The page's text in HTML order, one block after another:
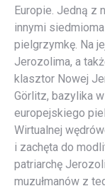
Europie. Jedną z
innymi
pielgrzymkę. Na
Jerozolima, a
klasztor Nowej
Görlitz, bazylika
europejskiego
Wirtualnej
i zachęta do
patriarchę
muzułmanów z